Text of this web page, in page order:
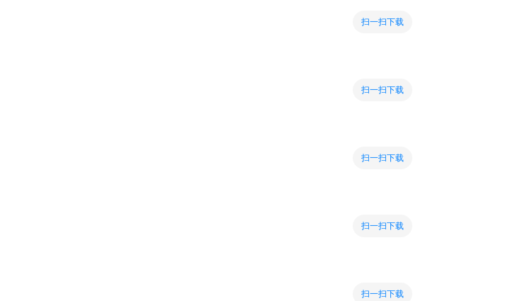
扫一扫下载
扫一扫下载
扫一扫下载
扫一扫下载
扫一扫下载